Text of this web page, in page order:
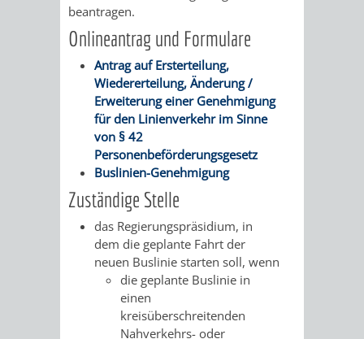
DER
UNTEREN
DENKMALSCHUTZBEHÖRDE
SATZUNGEN
IM
BEREICH
DENKMALSCHUTZ
GENEHMIGUNGSVERFAHREN
TAG
DES
OFFENEN
DENKMALS
BAUPLÄTZE
VERKAUF
STÄDTISCHER
/
LIEGENSCHAFTEN
ABWASSERBESEITIGUNG
ANTRAGSVERFAHREN
BÜRGERMEISTER
/
DEZERNATE
AMT
beantragen.
Onlineantrag und Formulare
Antrag auf Ersterteilung,
Wiedererteilung, Änderung /
Erweiterung einer Genehmigung
für den Linienverkehr im Sinne
von § 42
Personenbeförderungsgesetz
Buslinien-Genehmigung
Zuständige Stelle
das Regierungspräsidium, in
dem die geplante Fahrt der
neuen Buslinie starten soll, wenn
die geplante Buslinie in
einen
kreisüberschreitenden
Nahverkehrs- oder